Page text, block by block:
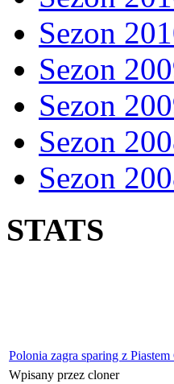
Sezon
Sezon
Sezon
Sezon
Sezon
STATS
Polonia zagra sparing z
Wpisany przez cloner